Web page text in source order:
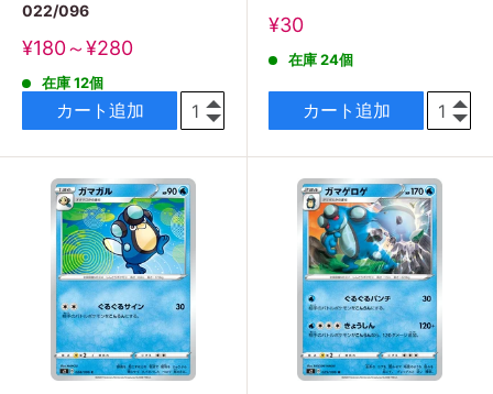
022/096
販
価
¥180～¥280
在庫 12個
カート追加
販
価
¥30
在庫 24個
カート追加